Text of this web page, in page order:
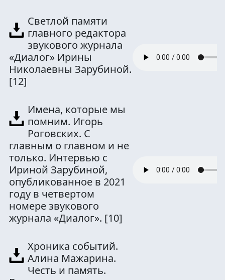
Светлой памяти
главного редактора
звукового журнала
«Диалог» Ирины
Николаевны Зарубиной.
[12]
Имена, которые мы
помним. Игорь
Роговских. С
главным о главном и не
только. Интервью с
Ириной Зарубиной,
опубликованное в 2021
году в четвертом
номере звукового
журнала «Диалог». [10]
Хроника событий.
Алина Мажарина.
Честь и память.